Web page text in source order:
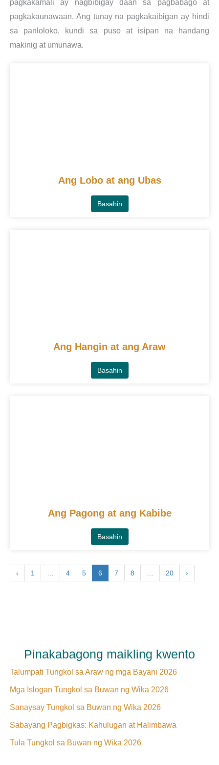
pagkakamali ay nagbibigay daan sa pagbabago at
pagkakaunawaan. Ang tunay na pagkakaibigan ay hindi
sa panloloko, kundi sa puso at isipan na handang
makinig at umunawa.
Ang Lobo at ang Ubas
Basahin
Ang Hangin at ang Araw
Basahin
Ang Pagong at ang Kabibe
Basahin
‹ 1 … 4 5 6 7 8 … 20 ›
Pinakabagong maikling kwento
Talumpati Tungkol sa Araw ng mga Bayani 2026
Mga Islogan Tungkol sa Buwan ng Wika 2026
Sanaysay Tungkol sa Buwan ng Wika 2026
Sabayang Pagbigkas: Kahulugan at Halimbawa
Tula Tungkol sa Buwan ng Wika 2026